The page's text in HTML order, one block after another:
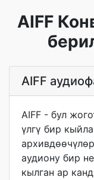
AIFF
AIFF
AIFF - бул
үлгү бир
аудиону бир
кылган ар